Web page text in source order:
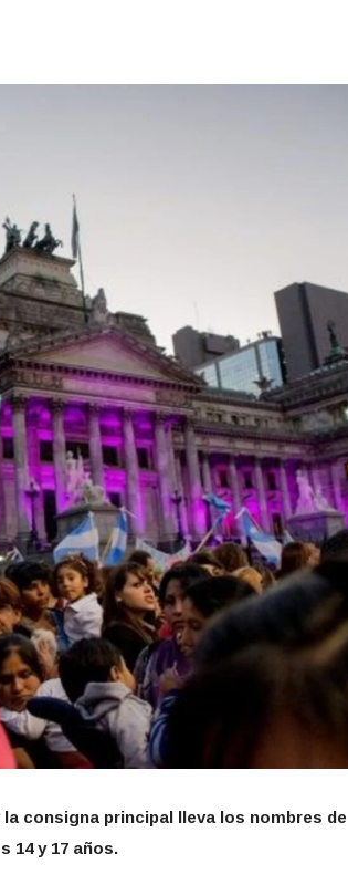
consigna principal lleva los nombres de
14 y 17 años.